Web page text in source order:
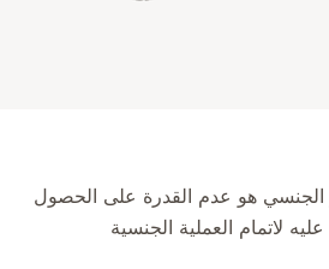
الجنسي هو عدم القدرة على الحصول
لاتمام العملية الجنسية